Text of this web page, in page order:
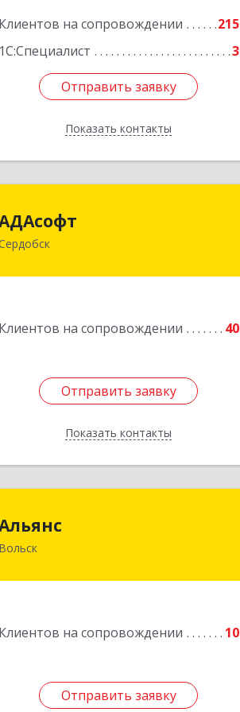
Клиентов на сопровождении
215
1С:Специалист
3
Отправить заявку
Показать контакты
Отправить заявку
Назад
Клиентов на сопровождении 40
Отправить заявку
Показать контакты
442894, Пензенская обл, Сердобск г,
Отправить заявку
Назад
Вольск
Клиентов на сопровождении 10
Отправить заявку
412900, Саратовская обл, Вольск г,
Отправить заявку